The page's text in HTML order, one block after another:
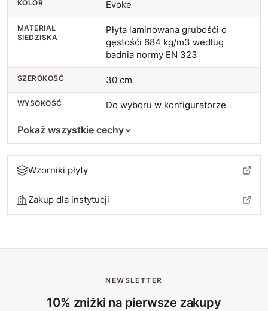
KOLOR Evoke
MATERIAŁ
SIEDZISKA
Płyta laminowana grubośći o
gęstośći 684 kg/m3 według
badnia normy EN 323
SZEROKOŚĆ 30 cm
WYSOKOŚĆ Do wyboru w konfiguratorze
Pokaż wszystkie cechy
Wzorniki płyty
Zakup dla instytucji
NEWSLETTER
10% zniżki na pierwsze zakupy